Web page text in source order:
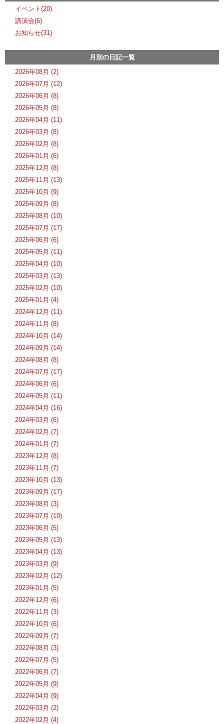
イベント(20)
講演会(6)
お知らせ(31)
月別の日記一覧
2026年08月 (2)
2026年07月 (12)
2026年06月 (8)
2026年05月 (8)
2026年04月 (11)
2026年03月 (8)
2026年02月 (8)
2026年01月 (6)
2025年12月 (8)
2025年11月 (13)
2025年10月 (9)
2025年09月 (8)
2025年08月 (10)
2025年07月 (17)
2025年06月 (6)
2025年05月 (11)
2025年04月 (10)
2025年03月 (13)
2025年02月 (10)
2025年01月 (4)
2024年12月 (11)
2024年11月 (8)
2024年10月 (14)
2024年09月 (14)
2024年08月 (8)
2024年07月 (17)
2024年06月 (6)
2024年05月 (11)
2024年04月 (16)
2024年03月 (6)
2024年02月 (7)
2024年01月 (7)
2023年12月 (8)
2023年11月 (7)
2023年10月 (13)
2023年09月 (17)
2023年08月 (3)
2023年07月 (10)
2023年06月 (5)
2023年05月 (13)
2023年04月 (13)
2023年03月 (9)
2023年02月 (12)
2023年01月 (5)
2022年12月 (6)
2022年11月 (3)
2022年10月 (6)
2022年09月 (7)
2022年08月 (3)
2022年07月 (5)
2022年06月 (7)
2022年05月 (9)
2022年04月 (9)
2022年03月 (2)
2022年02月 (4)